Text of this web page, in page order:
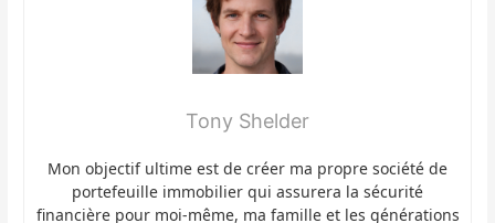
Tony Shelder
Mon objectif ultime est de créer ma propre société de
portefeuille immobilier qui assurera la sécurité
financière pour moi-même, ma famille et les générations